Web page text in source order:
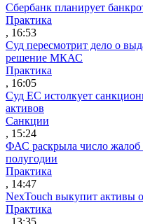
Сбербанк планирует
Практика
, 16:53
Суд пересмотрит дело о
решение МКАС
Практика
, 16:05
Суд ЕС истолкует
активов
Санкции
, 15:24
ФАС раскрыла число жалоб
полугодии
Практика
, 14:47
NexTouch выкупит активы
Практика
, 13:35